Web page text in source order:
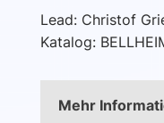
Lead: Christof
Katalog:
Mehr